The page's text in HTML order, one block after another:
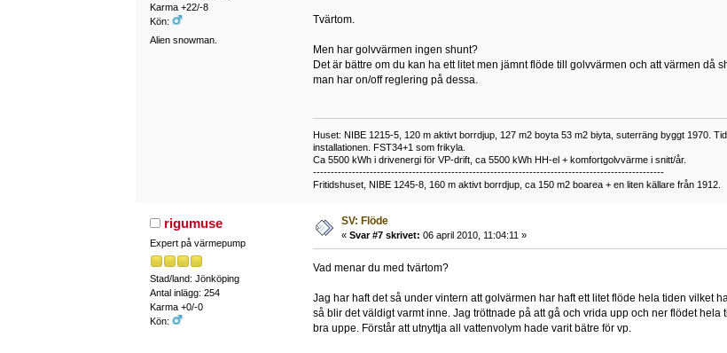
Karma +22/-8
Kön:
Alien snowman.
Tvärtom.
Men har golvvärmen ingen shunt?
Det är bättre om du kan ha ett litet men jämnt flöde till golvvärmen och att värmen då
man har on/off reglering på dessa.
Huset: NIBE 1215-5, 120 m aktivt borrdjup, 127 m2 boyta 53 m2 biyta, suterräng byggt 1970.
installationen. FST34+1 som frikyla.
Ca 5500 kWh i drivenergi för VP-drift, ca 5500 kWh HH-el + komfortgolvvärme i snitt/år.
---------------------------------------------------------------------------------------------------
Fritidshuset, NIBE 1245-8, 160 m aktivt borrdjup, ca 150 m2 boarea + en liten källare från 1912.
rigumuse
Expert på värmepump
Stad/land: Jönköping
Antal inlägg: 254
Karma +0/-0
Kön:
SV: Flöde
« Svar #7 skrivet: 06 april 2010, 11:04:11 »
Vad menar du med tvärtom?
Jag har haft det så under vintern att golvärmen har haft ett litet flöde hela tiden vilket
så blir det väldigt varmt inne. Jag tröttnade på att gå och vrida upp och ner flödet
bra uppe. Förstår att utnyttja all vattenvolym hade varit bätre för vp.